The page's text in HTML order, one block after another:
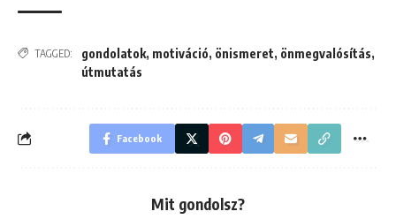
TAGGED: gondolatok, motiváció, önismeret, önmegvalósítás,
útmutatás
Facebook
Mit gondolsz?